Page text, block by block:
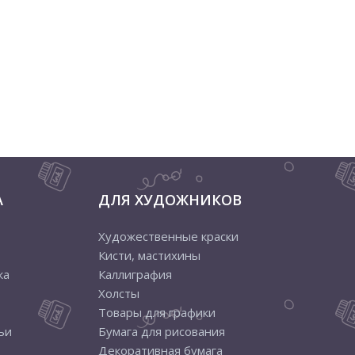
ДЛЯ ХУДОЖНИКОВ
Художественные краски
Кисти, мастихины
Каллиграфия
Холсты
Товары для графики
Бумага для рисования
Декоративная бумага